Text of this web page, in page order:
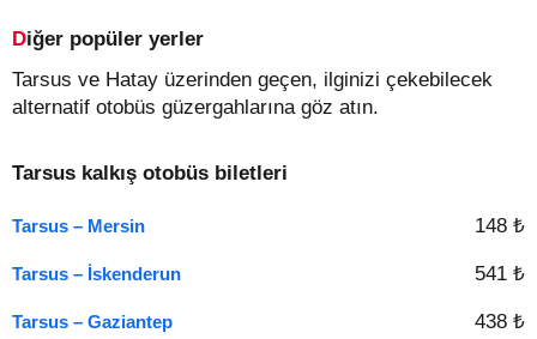
Diğer popüler yerler
Tarsus ve Hatay üzerinden geçen, ilginizi çekebilecek
alternatif otobüs güzergahlarına göz atın.
Tarsus kalkış otobüs biletleri
Tarsus – Mersin 148 ₺
Tarsus – İskenderun 541 ₺
Tarsus – Gaziantep 438 ₺